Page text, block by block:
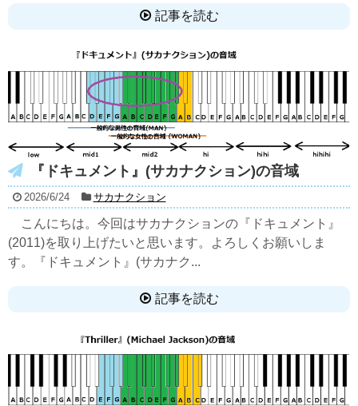
記事を読む
『ドキュメント』(サカナクション)の音域
2026/6/24 サカナクション
こんにちは。今回はサカナクションの『ドキュメント』
(2011)を取り上げたいと思います。よろしくお願いしま
す。『ドキュメント』(サカナク...
記事を読む